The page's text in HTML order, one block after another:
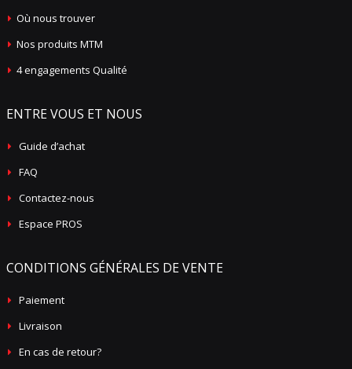
Où nous trouver
Nos produits MTM
4 engagements Qualité
ENTRE VOUS ET NOUS
Guide d’achat
FAQ
Contactez-nous
Espace PROS
CONDITIONS GÉNÉRALES DE VENTE
Paiement
Livraison
En cas de retour?